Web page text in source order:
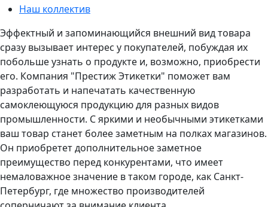
Наш коллектив
Эффектный и запоминающийся внешний вид товара
сразу вызывает интерес у покупателей, побуждая их
побольше узнать о продукте и, возможно, приобрести
его. Компания "Престиж Этикетки" поможет вам
разработать и напечатать качественную
самоклеющуюся продукцию для разных видов
промышленности. С яркими и необычными этикетками
ваш товар станет более заметным на полках магазинов.
Он приобретет дополнительное заметное
преимущество перед конкурентами, что имеет
немаловажное значение в таком городе, как Санкт-
Петербург, где множество производителей